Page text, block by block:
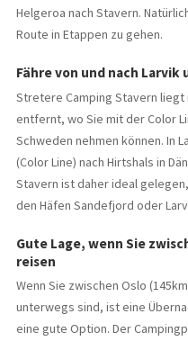
Helgeroa nach Stavern.
Route in Etappen zu gehen.
Fähre von und nach Larvik
Stretere Camping Stavern
entfernt, wo Sie mit der Color
Schweden nehmen können. In
(Color Line) nach Hirtshals in
Stavern ist daher ideal
den Häfen Sandefjord oder
Gute Lage, wenn Sie
reisen
Wenn Sie zwischen Oslo
unterwegs sind, ist eine
eine gute Option. Der